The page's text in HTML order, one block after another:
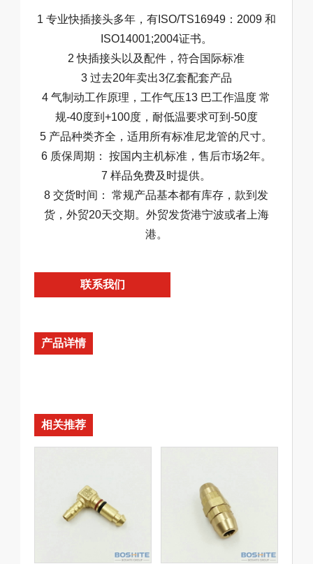
1 专业快插接头多年，有ISO/TS16949：2009 和
ISO14001;2004证书。
2 快插接头以及配件，符合国际标准
3 过去20年卖出3亿套配套产品
4 气制动工作原理，工作气压13 巴工作温度 常
规-40度到+100度，耐低温要求可到-50度
5 产品种类齐全，适用所有标准尼龙管的尺寸。
6 质保周期： 按国内主机标准，售后市场2年。
7 样品免费及时提供。
8 交货时间： 常规产品基本都有库存，款到发
货，外贸20天交期。外贸发货港宁波或者上海
港。
联系我们
产品详情
相关推荐